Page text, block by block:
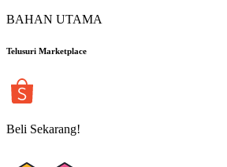
BAHAN UTAMA
Telusuri Marketplace
Beli Sekarang!